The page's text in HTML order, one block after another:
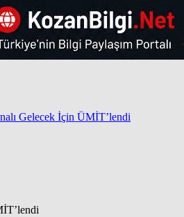
Gelecek İçin ÜMİT’lendi